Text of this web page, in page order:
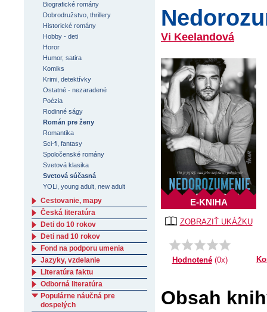
Vi Keelandová
ZOBRAZIŤ UKÁŽKU
E-KNIHA
Hodnotené(0x)
Obsah
Biografické romány
Dobrodružstvo, thrillery
Historické romány
Hobby - deti
Horor
Humor, satira
Komiks
Krimi, detektívky
Ostatné - nezaradené
Poézia
Rodinné ságy
Román pre ženy
Romantika
Sci-fi, fantasy
Spoločenské romány
Svetová klasika
Svetová súčasná
YOLi, young adult, new adult
Cestovanie, mapy
Česká literatúra
Deti do 10 rokov
Deti nad 10 rokov
Fond na podporu umenia
Jazyky, vzdelanie
Literatúra faktu
Odborná literatúra
Populárne náučná pre
dospelých